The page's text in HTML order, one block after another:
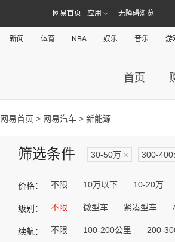
网易首页 应用 无障碍浏览
新闻 体育 NBA 娱乐 音乐 游
首页
网易首页 > 网易汽车 > 新能源
筛选条件 30-50万 × 300-400
价格： 不限 10万以下 10-20万
级别： 不限 微型车 紧凑型车
续航： 不限 100-200公里 200-